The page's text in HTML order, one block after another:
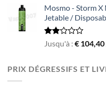
out
of 5
Mosmo - Storm
Jetable /
Rated
of 5
Jusqu'à : € 104,40
PRIX DÉGRESSIFS ET